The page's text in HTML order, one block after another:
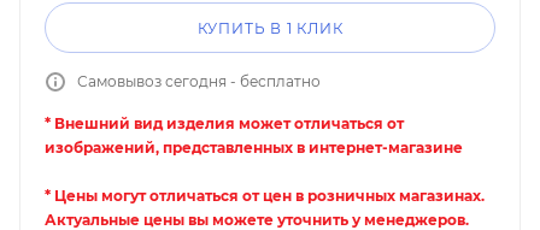
КУПИТЬ В 1 КЛИК
Самовывоз сегодня - бесплатно
* Внешний вид изделия может отличаться от
изображений, представленных в интернет-магазине
* Цены могут отличаться от цен в розничных магазинах.
Актуальные цены вы можете уточнить у менеджеров.